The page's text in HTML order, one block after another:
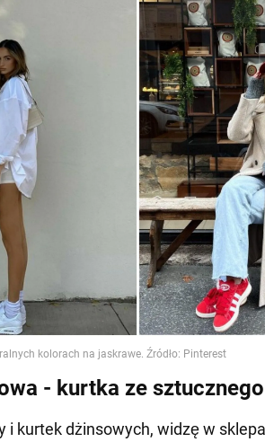
- kurtka ze
i kurtek dżinsowych, widzę w